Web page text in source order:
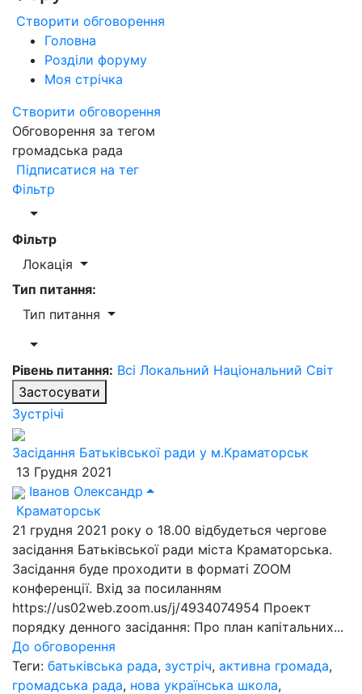
Створити обговорення
Головна
Розділи форуму
Моя стрічка
Створити обговорення
Обговорення за тегом
громадська рада
Підписатися на тег
Фільтр
Фільтр
Локація
Тип питання:
Тип питання
Рівень питання: Всі Локальний Національний Світ
Застосувати
Зустрічі
Засідання Батьківської ради у м.Краматорськ
13 Грудня 2021
Іванов Олександр
Краматорськ
21 грудня 2021 року о 18.00 відбудеться чергове
засідання Батьківської ради міста Краматорська.
Засідання буде проходити в форматі ZOOM
конференції. Вхід за посиланням
https://us02web.zoom.us/j/4934074954 Проект
порядку денного засідання: Про план капітальних...
До обговорення
Теги: батьківська рада, зустріч, активна громада,
громадська рада, нова українська школа,